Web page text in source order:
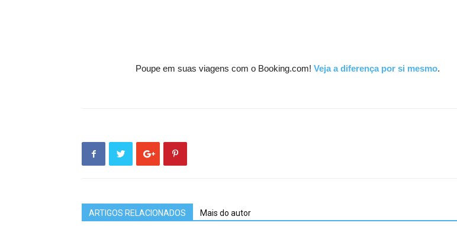
Poupe em suas viagens com o Booking.com! Veja a diferença por si mesmo.
ARTIGOS RELACIONADOS Mais do autor